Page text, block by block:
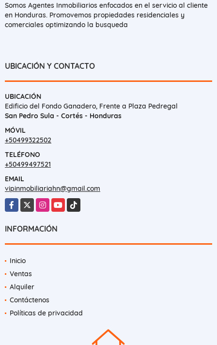
Somos Agentes Inmobiliarios enfocados en el servicio al cliente
en Honduras. Promovemos propiedades residenciales y
comerciales optimizando la busqueda
UBICACIÓN Y CONTACTO
UBICACIÓN
Edificio del Fondo Ganadero, Frente a Plaza Pedregal
San Pedro Sula - Cortés - Honduras
MÓVIL
+50499322502
TELÉFONO
+50499497521
EMAIL
vipinmobiliariahn@gmail.com
Facebook
X InstagramYouTubeTikTok
INFORMACIÓN
Inicio
Ventas
Alquiler
Contáctenos
Políticas de privacidad